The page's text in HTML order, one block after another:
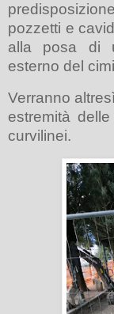
pozzetti e
alla posa di
esterno del
Verranno
estremità
curvilinei.